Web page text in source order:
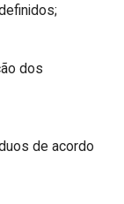
dos
de acordo